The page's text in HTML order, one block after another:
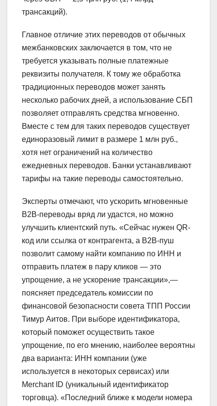
трансакций).
Главное отличие этих переводов от обычных
межбанковских заключается в том, что не
требуется указывать полные платежные
реквизиты получателя. К тому же обработка
традиционных переводов может занять
несколько рабочих дней, а использование СБП
позволяет отправлять средства мгновенно.
Вместе с тем для таких переводов существует
единоразовый лимит в размере 1 млн руб.,
хотя нет ограничений на количество
ежедневных переводов. Банки устанавливают
тарифы на такие переводы самостоятельно.
Эксперты отмечают, что ускорить мгновенные
В2В-переводы вряд ли удастся, но можно
улучшить клиентский путь. «Сейчас нужен QR-
код или ссылка от контрагента, а B2B-пуш
позволит самому найти компанию по ИНН и
отправить платеж в пару кликов — это
упрощение, а не ускорение трансакции»,—
поясняет председатель комиссии по
финансовой безопасности совета ТПП России
Тимур Аитов. При выборе идентификатора,
который поможет осуществить такое
упрощение, по его мнению, наиболее вероятны
два варианта: ИНН компании (уже
используется в некоторых сервисах) или
Merchant ID (уникальный идентификатор
торговца). «Последний ближе к модели номера